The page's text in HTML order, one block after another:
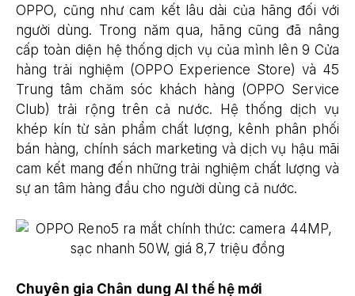
OPPO, cũng như cam kết lâu dài của hãng đối với
người dùng. Trong năm qua, hãng cũng đã nâng
cấp toàn diện hệ thống dịch vụ của mình lên 9 Cửa
hàng trải nghiệm (OPPO Experience Store) và 45
Trung tâm chăm sóc khách hàng (OPPO Service
Club) trải rộng trên cả nước. Hệ thống dịch vụ
khép kín từ sản phẩm chất lượng, kênh phân phối
bán hàng, chính sách marketing và dịch vụ hậu mãi
cam kết mang đến những trải nghiệm chất lượng và
sự an tâm hàng đầu cho người dùng cả nước.
Chuyên gia Chân dung AI thế hệ mới